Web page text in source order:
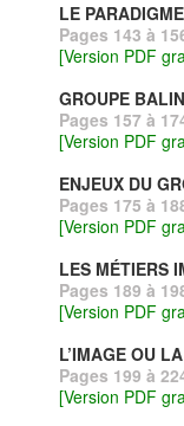
LE
Pages 143 à
[Version PDF
GROUPE
Pages 157 à
[Version PDF
ENJEUX DU
Pages 175 à
[Version PDF
LES MÉTIERS
Pages 189 à
[Version PDF
L’IMAGE OU
Pages 199 à
[Version PDF